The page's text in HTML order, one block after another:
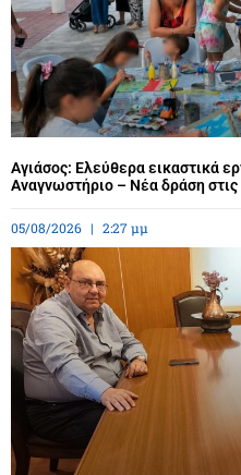
Αγιάσος: Ελεύθερα εικαστικά
Αναγνωστήριο – Νέα δράση
05/08/2026 2:27 μμ